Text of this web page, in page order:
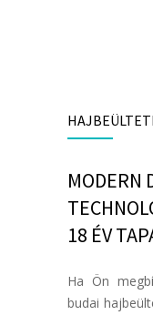
MODERN
18 ÉV
Ha Ön
budai